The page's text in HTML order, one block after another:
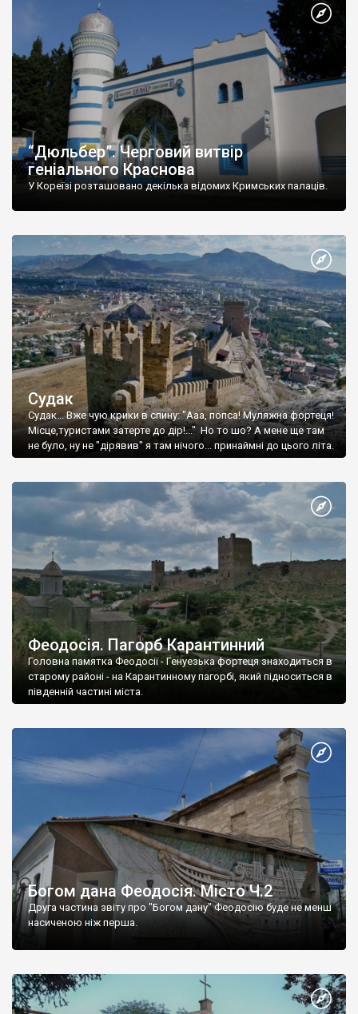
“Дюльбер”. Черговий витвір
геніального Краснова
У Кореїзі розташовано декілька відомих Кримських палаців.
Судак
Судак... Вже чую крики в спину: "Ааа, попса! Муляжна фортеця!
Місце,туристами затерте до дір!..." Но то шо? А мене ще там
не було, ну не "дірявив" я там нічого... принаймні до цього літа.
Феодосія. Пагорб Карантинний
Головна памятка Феодосії - Генуезька фортеця знаходиться в
старому районі - на Карантинному пагорбі, який підноситься в
південній частині міста.
Богом дана Феодосія. Місто Ч.2
Друга частина звіту про "Богом дану" Феодосію буде не менш
насиченою ніж перша.